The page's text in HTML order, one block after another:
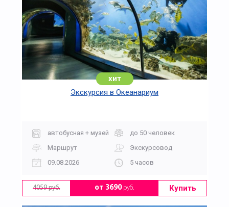
хит
Экскурсия в Океанариум
автобусная + музей
до 50 человек
Маршрут
Экскурсовод
09.08.2026
5 часов
4059 руб. от 3690руб. Купить